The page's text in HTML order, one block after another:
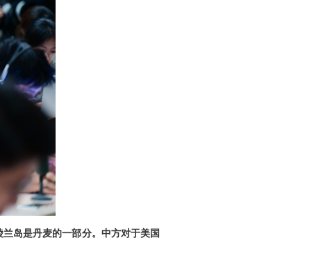
岛是丹麦的一部分。中方对于美国